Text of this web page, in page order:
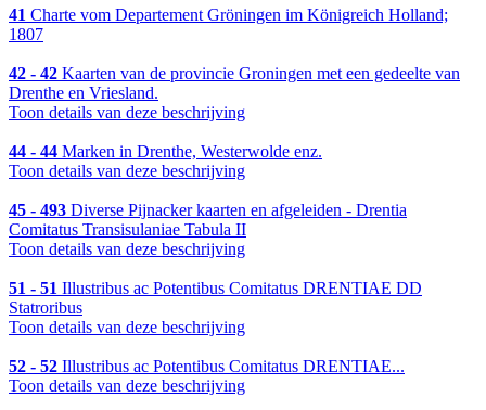
41 Charte vom Departement Gröningen im Königreich Holland;
1807
42 - 42 Kaarten van de provincie Groningen met een gedeelte van
Drenthe en Vriesland.
Toon details van deze beschrijving
44 - 44 Marken in Drenthe, Westerwolde enz.
Toon details van deze beschrijving
45 - 493 Diverse Pijnacker kaarten en afgeleiden - Drentia
Comitatus Transisulaniae Tabula II
Toon details van deze beschrijving
51 - 51 Illustribus ac Potentibus Comitatus DRENTIAE DD
Statroribus
Toon details van deze beschrijving
52 - 52 Illustribus ac Potentibus Comitatus DRENTIAE...
Toon details van deze beschrijving